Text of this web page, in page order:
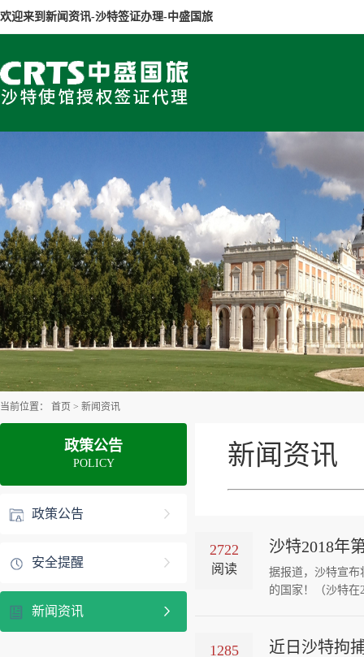
欢迎来到 新闻资讯-沙特签证办理-中盛国旅
当前位置： 首页 > 新闻资讯
政策公告
POLICY
政策公告
安全提醒
新闻资讯
新闻资讯
2722
阅读
沙特2018年
据报道，沙特宣布
的国家！（沙特
1285 近日沙特拘